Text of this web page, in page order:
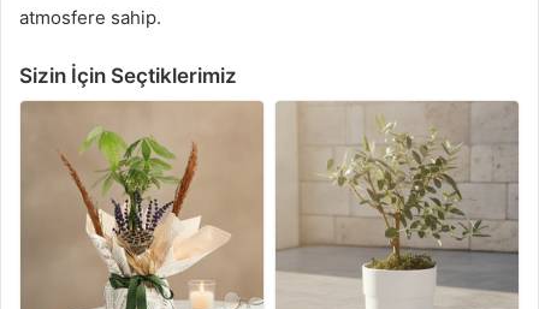
atmosfere sahip.
Sizin İçin Seçtiklerimiz